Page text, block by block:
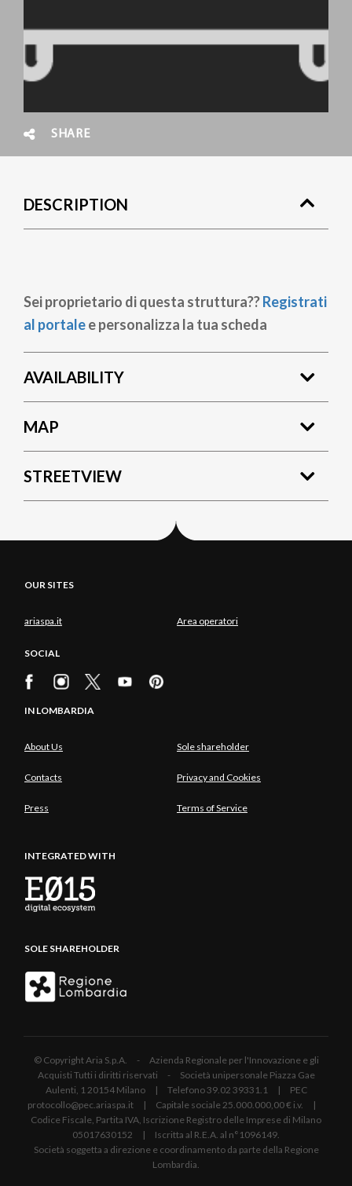
SHARE
DESCRIPTION
Sei proprietario di questa struttura??Registrati
al portalee personalizza la tua scheda
AVAILABILITY
MAP
STREETVIEW
OUR SITES
ariaspa.it Area operatori
SOCIAL
IN LOMBARDIA
About Us Sole shareholder
Contacts Privacy and Cookies
Press Terms of Service
INTEGRATED WITH
SOLE SHAREHOLDER
© Copyright Aria S.p.A. - Azienda Regionale per l'Innovazione e gli
Acquisti Tutti i diritti riservati - Società unipersonale Piazza Gae
Aulenti, 1 20154 Milano | Telefono 39.02 39331.1 | PEC
protocollo@pec.ariaspa.it | Capitale sociale 25.000.000,00 € i.v. |
Codice Fiscale, Partita IVA, Iscrizione Registro delle Imprese di Milano
05017630152 | Iscritta al R.E.A. al n°1096149.
Società soggetta a direzione e coordinamento da parte della Regione
Lombardia.